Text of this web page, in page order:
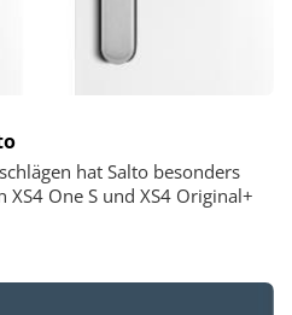
hat Salto besonders
One S und XS4 Original+